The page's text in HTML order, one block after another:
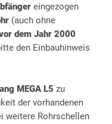
eingezogen
(auch ohne
dem Jahr 2000
den Einbauhinweis
MEGA L5 zu
der vorhandenen
weitere Rohrschellen